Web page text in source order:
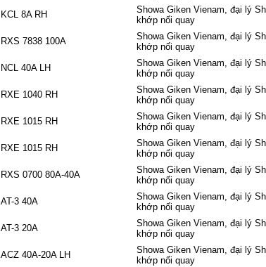
KCL 8A RH
Showa Giken Vienam, đại lý
khớp nối quay
RXS 7838 100A
Showa Giken Vienam, đại lý
khớp nối quay
NCL 40A LH
Showa Giken Vienam, đại lý
khớp nối quay
RXE 1040 RH
Showa Giken Vienam, đại lý
khớp nối quay
RXE 1015 RH
Showa Giken Vienam, đại lý
khớp nối quay
RXE 1015 RH
Showa Giken Vienam, đại lý
khớp nối quay
RXS 0700 80A-40A
Showa Giken Vienam, đại lý
khớp nối quay
AT-3 40A
Showa Giken Vienam, đại lý
khớp nối quay
AT-3 20A
Showa Giken Vienam, đại lý
khớp nối quay
ACZ 40A-20A LH
Showa Giken Vienam, đại lý
khớp nối quay